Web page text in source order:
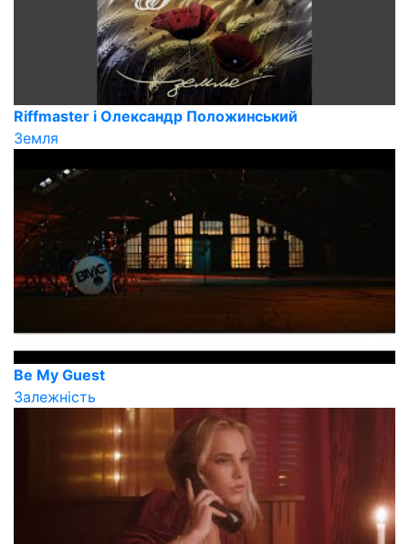
Riffmaster і Олександр Положинський
Земля
Be My Guest
Залежність